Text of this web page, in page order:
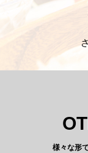
様々な形